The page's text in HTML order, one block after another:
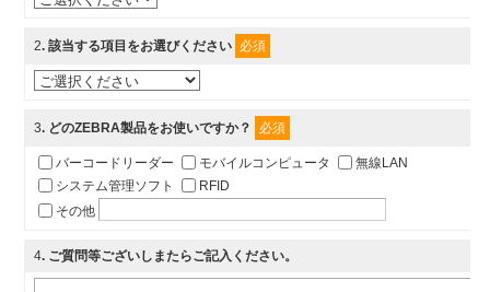
2. 該当する項目をお選びください 必須
3. どのZEBRA製品をお使いですか？ 必須
バーコードリーダー モバイルコンピュータ
無線LAN
システム管理ソフト
RFID
その他
4. ご質問等ございしまたらご記入ください。